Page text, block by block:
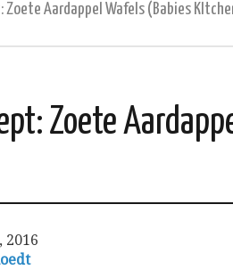
Zoete Aardappel Wafels (Babies
Zoete
2016